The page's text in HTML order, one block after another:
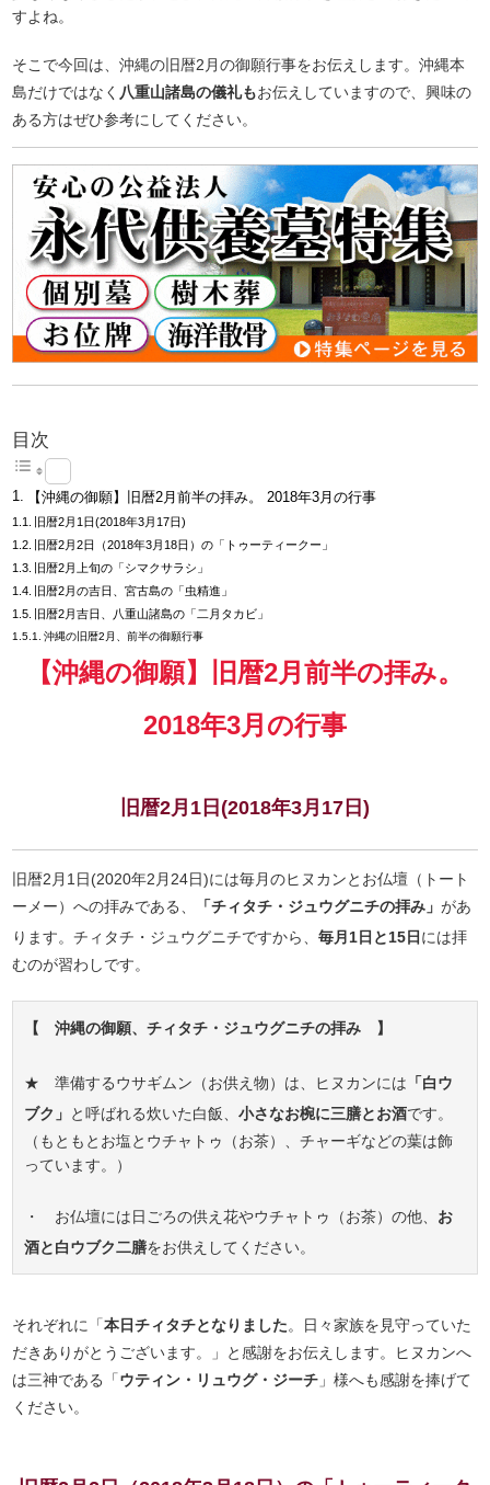
すよね。
そこで今回は、沖縄の旧暦2月の御願行事をお伝えします。沖縄本
島だけではなく 八重山諸島の儀礼もお伝えしていますので、興味の
ある方はぜひ参考にしてください。
目次
【沖縄の御願】旧暦2月前半の拝み。 2018年3月の行事
旧暦2月1日(2018年3月17日)
旧暦2月2日（2018年3月18日）の「トゥーティークー」
旧暦2月上旬の「シマクサラシ」
旧暦2月の吉日、宮古島の「虫精進」
旧暦2月吉日、八重山諸島の「二月タカビ」
沖縄の旧暦2月、前半の御願行事
【沖縄の御願】旧暦2月前半の拝み。
2018年3月の行事
旧暦2月1日(2018年3月17日)
旧暦2月1日(2020年2月24日)には毎月のヒヌカンとお仏壇（トート
ーメー）への拝みである、
「チィタチ・ジュウグニチの拝み」があ
ります。チィタチ・ジュウグニチですから、毎月1日と15日 には拝
むのが習わしです。
【 沖縄の御願、チィタチ・ジュウグニチの拝み 】
★ 準備するウサギムン（お供え物）は、ヒヌカンには 「白ウ
ブク」 と呼ばれる炊いた白飯、小さなお椀に三膳とお酒です。
（もともとお塩とウチャトゥ（お茶）、チャーギなどの葉は飾
っています。）
・ お仏壇には日ごろの供え花やウチャトゥ（お茶）の他、 お
酒と白ウブク二膳をお供えしてください。
それぞれに「本日チィタチとなりました。日々家族を見守っていた
だきありがとうございます。」と感謝をお伝えします。ヒヌカンへ
は三神である「ウティン・リュウグ・ジーチ 」様へも感謝を捧げて
ください。